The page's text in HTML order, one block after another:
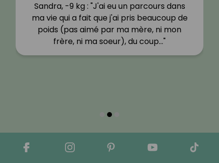
Sandra, -9 kg : "J'ai eu un parcours dans
ma vie qui a fait que j'ai pris beaucoup de
poids (pas aimé par ma mère, ni mon
frère, ni ma soeur), du coup…"